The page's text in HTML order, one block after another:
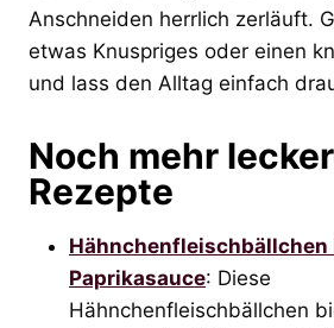
Anschneiden herrlich zerläuft.
etwas Knuspriges oder einen
und lass den Alltag einfach
Noch mehr
Rezepte
Hähnchenfleischbällchen
Paprikasauce: Diese
Hähnchenfleischbällchen